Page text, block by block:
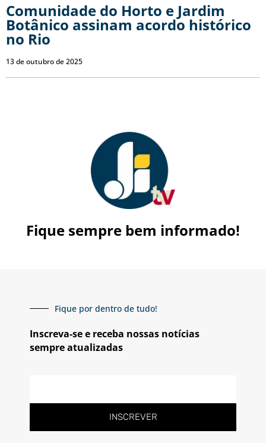
Comunidade do Horto e Jardim
Botânico assinam acordo histórico
no Rio
13 de outubro de 2025
Fique sempre bem informado!
Fique por dentro de tudo!
Inscreva-se e receba nossas notícias
sempre atualizadas
INSCREVER